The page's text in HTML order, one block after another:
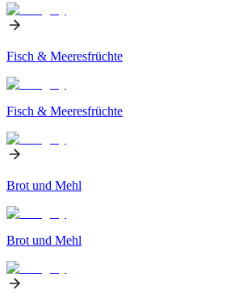
Fisch & Meeresfrüchte
Fisch & Meeresfrüchte
Brot und Mehl
Brot und Mehl